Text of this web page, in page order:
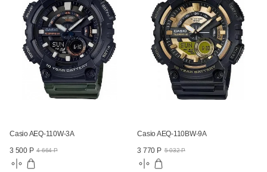
Casio AEQ-110W-3A
3 500 Р 4 664 Р
Casio AEQ-110BW-9A
3 770 Р 5 032 Р